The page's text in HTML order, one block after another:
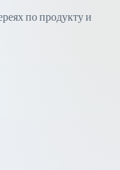
по продукту и